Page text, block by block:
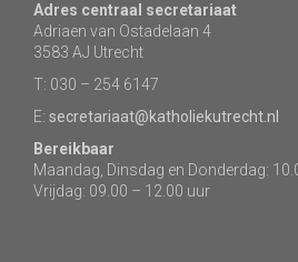
Adres centraal secretariaat
Adriaen van Ostadelaan 4
3583 AJ Utrecht
T: 030 – 254 6147
E: secretariaat@katholiekutrecht.nl
Bereikbaar
Maandag, Dinsdag en Donderdag:
Vrijdag: 09.00 – 12.00 uur